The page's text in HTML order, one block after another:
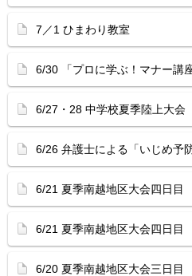
7／1 ひまわり教室
6/30 「プロに学ぶ！マナー講
6/27・28 中学校夏季陸上大会
6/26 弁護士による「いじめ予
6/21 夏季南越地区大会四日
6/21 夏季南越地区大会四日
6/20 夏季南越地区大会三日